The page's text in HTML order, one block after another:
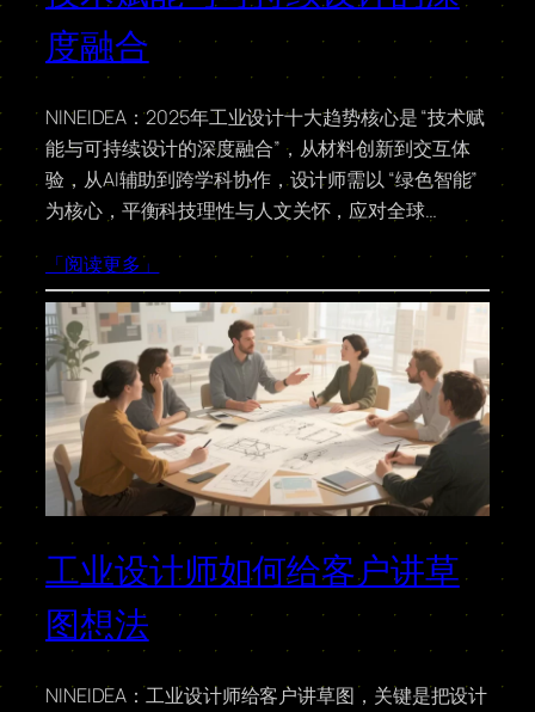
度融合
NINEIDEA：2025年工业设计十大趋势核心是 “技术赋
能与可持续设计的深度融合”，从材料创新到交互体
验，从AI辅助到跨学科协作，设计师需以 “绿色智能”
为核心，平衡科技理性与人文关怀，应对全球…
「阅读更多」
工业设计师如何给客户讲草
图想法
NINEIDEA：工业设计师给客户讲草图，关键是把设计